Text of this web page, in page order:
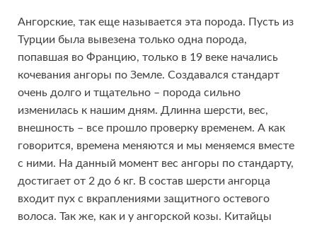
Ангорские, так еще называется эта порода. Пусть из
Турции была вывезена только одна порода,
попавшая во Францию, только в 19 веке начались
кочевания ангоры по Земле. Создавался стандарт
очень долго и тщательно – порода сильно
изменилась к нашим дням. Длинна шерсти, вес,
внешность – все прошло проверку временем. А как
говорится, времена меняются и мы меняемся вместе
с ними. На данный момент вес ангоры по стандарту,
достигает от 2 до 6 кг. В состав шерсти ангорца
входит пух с вкраплениями защитного остевого
волоса. Так же, как и у ангорской козы. Китайцы